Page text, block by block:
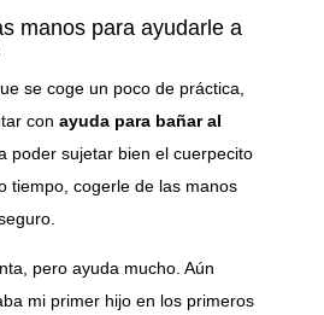
manos para ayudarle a
se coge un poco de práctica,
con ayuda para bañar al
poder sujetar bien el cuerpecito
tiempo, cogerle de las manos
pero ayuda mucho. Aún
mi primer hijo en los primeros